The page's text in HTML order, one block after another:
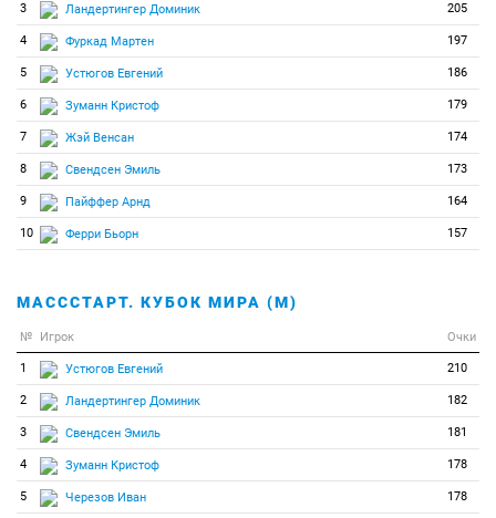
3 Ландертингер Доминик 205
4 Фуркад Мартен 197
5 Устюгов Евгений 186
6 Зуманн Кристоф 179
7 Жэй Венсан 174
8 Свендсен Эмиль 173
9 Пайффер Арнд 164
10 Ферри Бьорн 157
МАСССТАРТ. КУБОК МИРА (М)
№ Игрок Очки
1 Устюгов Евгений 210
2 Ландертингер Доминик 182
3 Свендсен Эмиль 181
4 Зуманн Кристоф 178
5 Черезов Иван 178